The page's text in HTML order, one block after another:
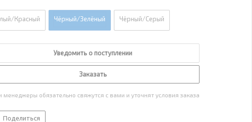
Красный Чёрный/Зелёный Чёрный/Серый
Уведомить о поступлении
Заказать
менеджеры обязательно свяжутся с вами и уточнят условия заказа
Поделиться